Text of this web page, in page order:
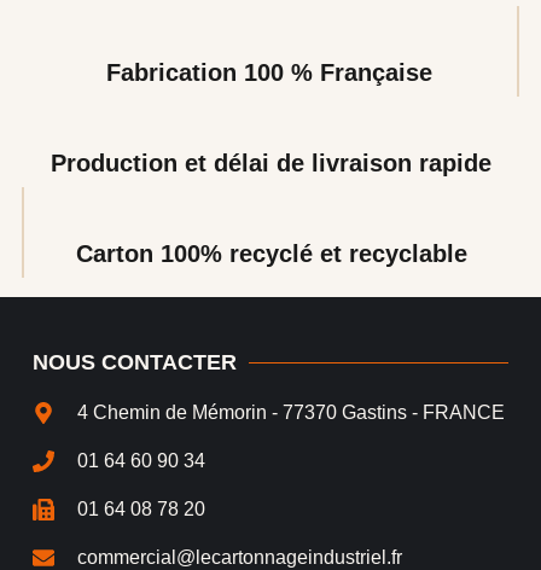
Fabrication 100 % Française
Production et délai de livraison rapide
Carton 100% recyclé et recyclable
NOUS CONTACTER
4 Chemin de Mémorin - 77370 Gastins - FRANCE
01 64 60 90 34
01 64 08 78 20
commercial@lecartonnageindustriel.fr